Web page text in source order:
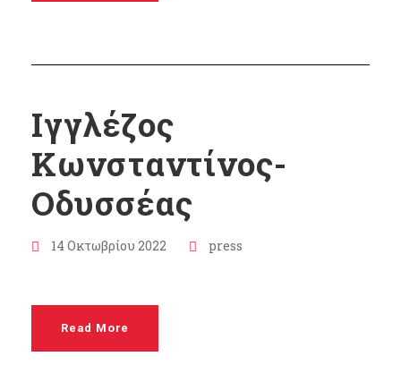
Ιγγλέζος
Κωνσταντίνος-
Οδυσσέας
14 Οκτωβρίου 2022 press
Read More